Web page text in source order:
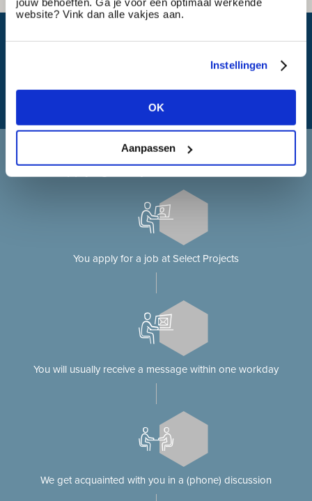
website? Vink dan alle vakjes aan.
Instellingen
OK
Aanpassen
Applying at Select Projects
Applying for a job on our website?
You apply for a job at Select Projects
You will usually receive a message within one workday
We get acquainted with you in a (phone) discussion